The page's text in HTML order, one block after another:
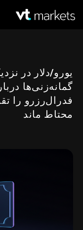
گمانه‌زنی‌ها
فدرال‌رزرو را
محتاط ماند